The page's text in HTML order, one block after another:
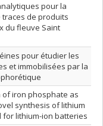
pour la
de produits
du fleuve Saint
pour étudier les
et immobilisées par la
iron phosphate as
synthesis of lithium
for lithium-ion batteries